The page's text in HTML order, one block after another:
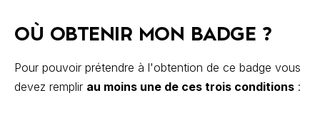
OÙ OBTENIR MON BADGE ?
Pour pouvoir prétendre à l'obtention de ce badge vous
devez remplir au moins une de ces trois conditions :